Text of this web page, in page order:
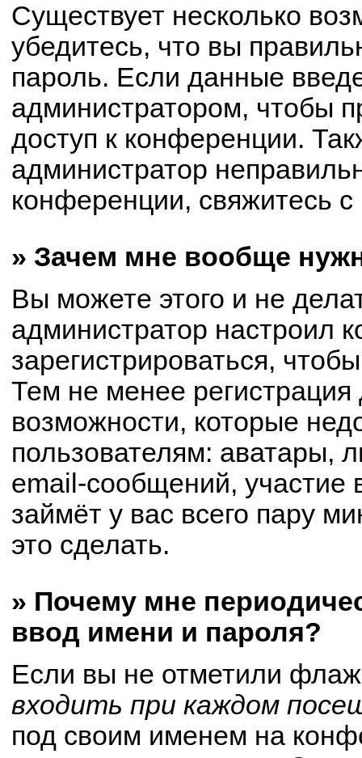
Существует несколько
убедитесь, что вы
пароль. Если данные
администратором, чтобы
доступ к конференции.
администратор
конференции, свяжитесь
» Зачем мне вообще
Вы можете этого и не
администратор настроил
зарегистрироваться,
Тем не менее
возможности, которые
пользователям: аватары,
email-сообщений, участие
займёт у вас всего пару
это сделать.
» Почему мне
ввод имени и пароля?
Если вы не отметили
входить при каждом
под своим именем на